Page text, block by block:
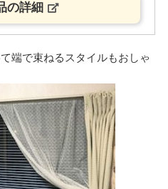
の詳細
端で束ねるスタイルもおしゃ